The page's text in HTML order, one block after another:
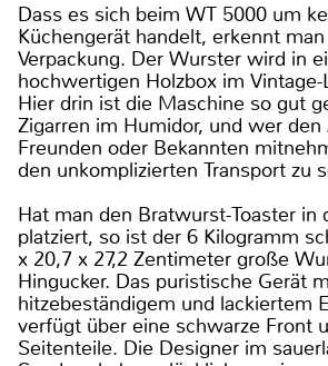
Dass es sich beim WT 5000 um
Küchengerät handelt, erkennt
Verpackung. Der Wurster wird in
hochwertigen Holzbox im
Hier drin ist die Maschine so gut
Zigarren im Humidor, und wer den
Freunden oder Bekannten
den unkomplizierten Transport zu
Hat man den Bratwurst-Toaster in
platziert, so ist der 6 Kilogramm
x 20,7 x 27,2 Zentimeter große
Hingucker. Das puristische Gerät
hitzebeständigem und lackiertem
verfügt über eine schwarze Front
Seitenteile. Die Designer im